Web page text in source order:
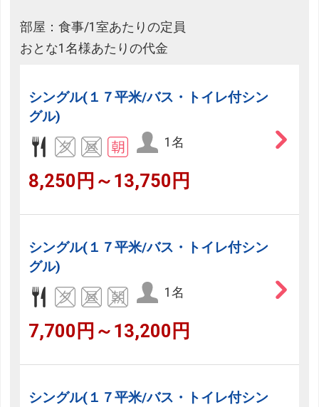
部屋：食事/1室あたりの定員
おとな1名様あたりの代金
シングル(１７平米/バス・トイレ付シン
グル)
1名
8,250円～13,750円
シングル(１７平米/バス・トイレ付シン
グル)
1名
7,700円～13,200円
シングル(１７平米/バス・トイレ付シン